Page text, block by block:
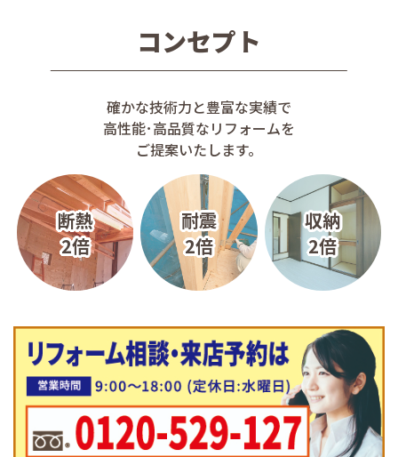
コンセプト
確かな技術力と豊富な実績で
高性能･高品質なリフォームを
ご提案いたします。
断熱
2倍
耐震
2倍
収納
2倍